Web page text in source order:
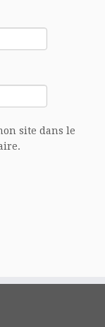
site dans le